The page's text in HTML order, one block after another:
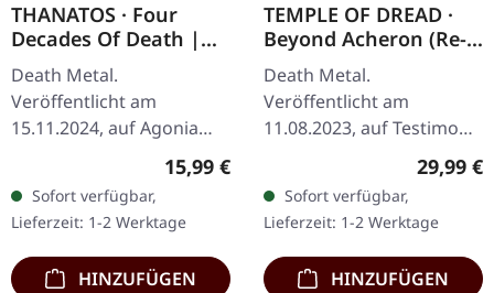
THANATOS · Four
Decades Of Death |
DIGIPAK CD+DVD
Death Metal.
Veröffentlicht am
15.11.2024, auf Agonia
Records. Digipak CD mit
Decades Of Death"
markiert einen
bedeutenden…
Regulärer Preis:
15,99 €
Sofort verfügbar,
Lieferzeit: 1-2 Werktage
HINZUFÜGEN
TEMPLE OF DREAD ·
Beyond Acheron (Re-
Release) |
TURQUOISE/BLACK LP
Death Metal.
Veröffentlicht am
11.08.2023, auf Testimony
Records. Ttransparent
türkises Vinyl mit Insert.
Limitiert auf 200
Exemplare. "Beyond…
29,99 €
Sofort verfügbar,
Lieferzeit: 1-2 Werktage
HINZUFÜGEN